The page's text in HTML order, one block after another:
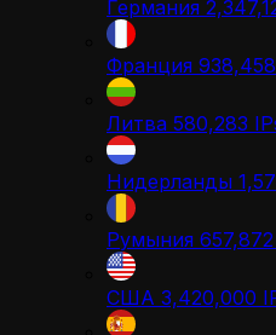
Германия
Франция 938,458
Литва 580,283
Нидерланды
Румыния 657,872
США 3,420,000